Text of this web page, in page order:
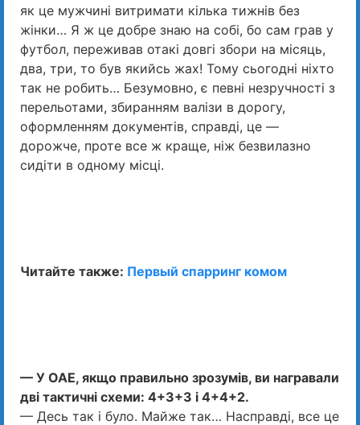
як це мужчині вит­римати кілька тижнів без
жінки… Я ж це добре знаю на собі, бо сам грав у
футбол, переживав отакі довгі збори на місяць,
два, три, то був якийсь жах! Тому сьогодні ніхто
так не робить… Безумовно, є певні незручності з
перельотами, збиранням валізи в дорогу,
оформленням документів, справді, це —
дорожче, проте все ж краще, ніж безвилазно
сидіти в одному місці.
Читайте также: Первый спарринг комом
— У ОАЕ, якщо правильно зрозумів, ви награвали
дві тактичні схеми: 4+3+3 і 4+4+2.
— Десь так і було. Майже так… Насправді, все це